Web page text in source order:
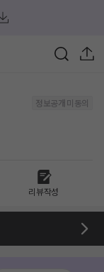
정보공개 미동의
리뷰작성